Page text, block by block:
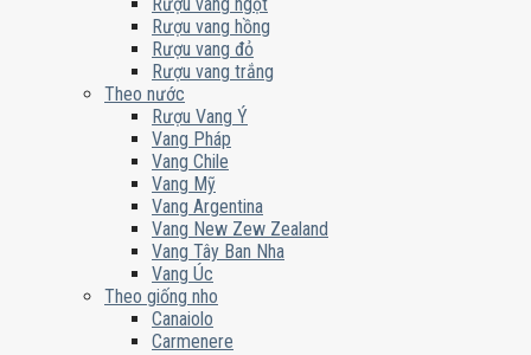
Rượu vang hồng
Rượu vang đỏ
Rượu vang trắng
Theo nước
Rượu Vang Ý
Vang Pháp
Vang Chile
Vang Mỹ
Vang Argentina
Vang New Zew Zealand
Vang Tây Ban Nha
Vang Úc
Theo giống nho
Canaiolo
Carmenere